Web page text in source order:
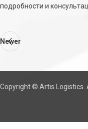
подробности и
Newer
Copyright © Artis Logistics.